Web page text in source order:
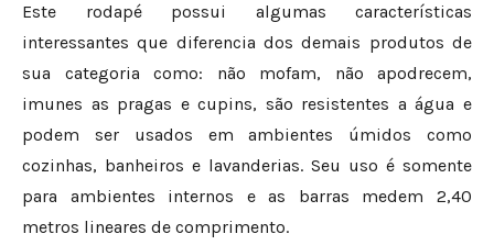
Este rodapé possui algumas características
interessantes que diferencia dos demais produtos de
sua categoria como: não mofam, não apodrecem,
imunes as pragas e cupins, são resistentes a água e
podem ser usados em ambientes úmidos como
cozinhas, banheiros e lavanderias. Seu uso é somente
para ambientes internos e as barras medem 2,40
metros lineares de comprimento.